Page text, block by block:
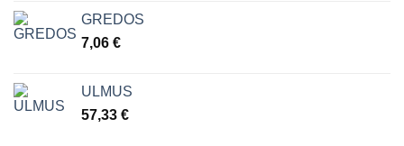
GREDOS
7,06 €
ULMUS
57,33 €